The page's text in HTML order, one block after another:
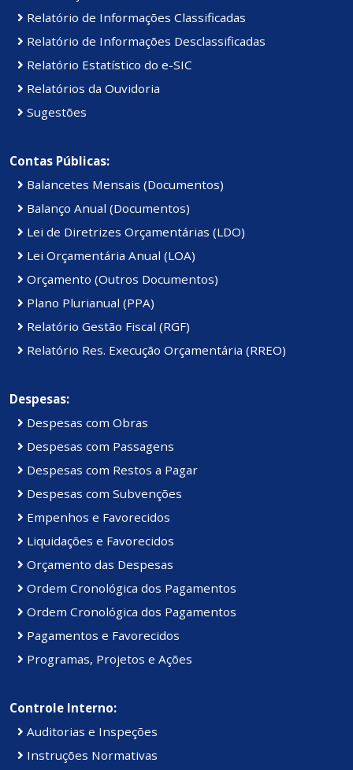
Relatório de Informações Classificadas
Relatório de Informações Desclassificadas
Relatório Estatístico do e-SIC
Relatórios da Ouvidoria
Sugestões
Contas Públicas:
Balancetes Mensais (Documentos)
Balanço Anual (Documentos)
Lei de Diretrizes Orçamentárias (LDO)
Lei Orçamentária Anual (LOA)
Orçamento (Outros Documentos)
Plano Plurianual (PPA)
Relatório Gestão Fiscal (RGF)
Relatório Res. Execução Orçamentária (RREO)
Despesas:
Despesas com Obras
Despesas com Passagens
Despesas com Restos a Pagar
Despesas com Subvenções
Empenhos e Favorecidos
Liquidações e Favorecidos
Orçamento das Despesas
Ordem Cronológica dos Pagamentos
Ordem Cronológica dos Pagamentos
Pagamentos e Favorecidos
Programas, Projetos e Ações
Controle Interno:
Auditorias e Inspeções
Instruções Normativas